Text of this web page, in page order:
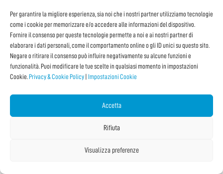
Per garantire la migliore esperienza, sia noi che i nostri partner utilizziamo tecnologie
come i cookie per memorizzare e/o accedere alle informazioni del dispositivo.
Fornire il consenso per queste tecnologie permette a noi e ai nostri partner di
elaborare i dati personali, come il comportamento online o gli ID unici su questo sito.
Negare o ritirare il consenso può influire negativamente su alcune funzioni e
funzionalità. Puoi modificare le tue scelte in qualsiasi momento in impostazioni
Cookie. Privacy & Cookie Policy Impostazioni Cookie
Accetta
Rifiuta
Visualizza preferenze
Vedi tutti i Dettagli e le Date